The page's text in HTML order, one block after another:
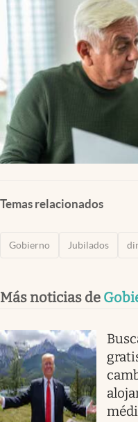
abre en nueva pestaña
Temas relacionados
Gobierno Jubilados
Más noticias de